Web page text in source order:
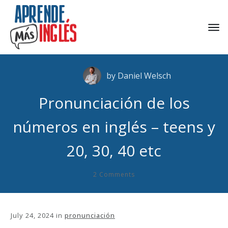
by Daniel Welsch
Pronunciación de los
números en inglés – teens y
20, 30, 40 etc
2 Comments
July 24, 2024 in pronunciación